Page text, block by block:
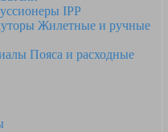
IPP
Жилетные и ручные
Пояса и расходные